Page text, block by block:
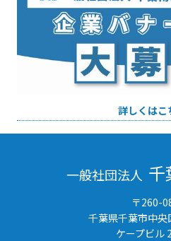
詳しくはこ
一般社団法人 千
〒260-
千葉県千葉市中
ケープビル